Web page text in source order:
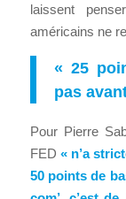
laissent
américains ne
« 25
pas
Pour Pierre
FED « n’a
50 points de